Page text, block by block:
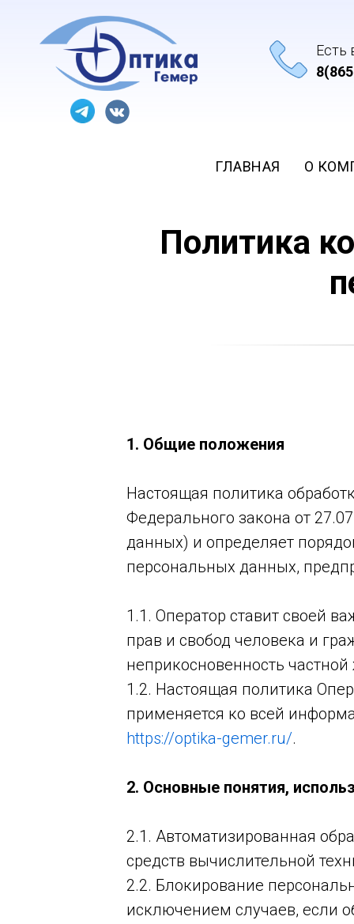
Есть
ГЛАВНАЯ О
Политика
1. Общие положения
Настоящая политика
Федерального закона от
данных) и определяет
персональных данных,
1.1. Оператор ставит своей
прав и свобод человека и
неприкосновенность
1.2. Настоящая политика
применяется ко всей
https://optika-gemer.ru/.
2. Основные понятия,
2.1. Автоматизированная
средств вычислительной
2.2. Блокирование
исключением случаев, если